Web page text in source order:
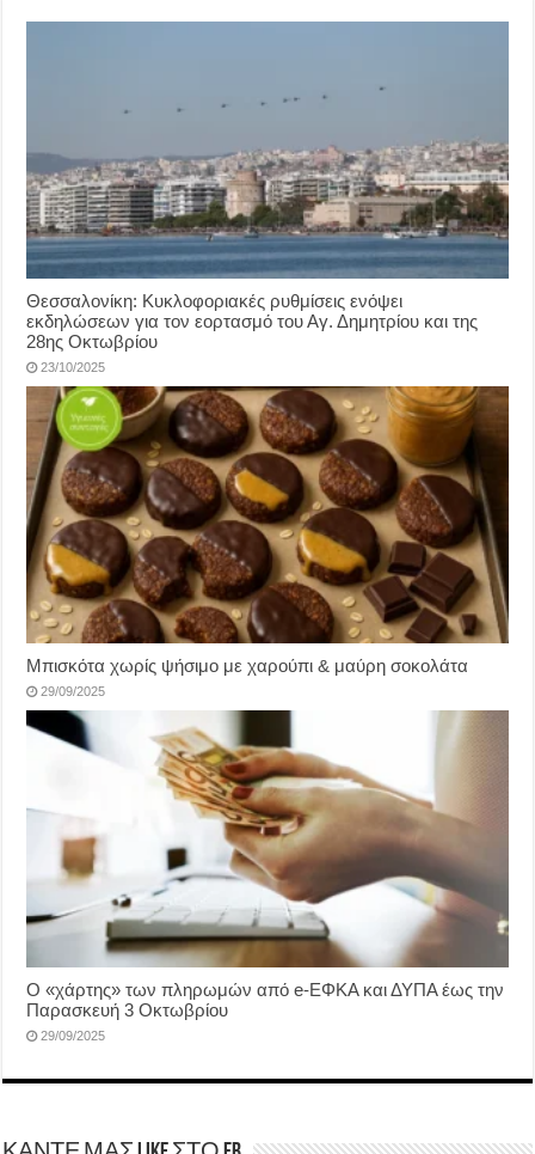
Θεσσαλονίκη: Κυκλοφοριακές ρυθμίσεις ενόψει
εκδηλώσεων για τον εορτασμό του Αγ. Δημητρίου και της
28ης Οκτωβρίου
23/10/2025
Μπισκότα χωρίς ψήσιμο με χαρούπι & μαύρη σοκολάτα
29/09/2025
Ο «χάρτης» των πληρωμών από e-ΕΦΚΑ και ΔΥΠΑ έως την
Παρασκευή 3 Οκτωβρίου
29/09/2025